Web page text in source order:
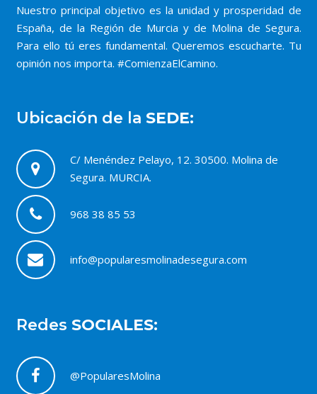
Nuestro principal objetivo es la unidad y prosperidad de
España, de la Región de Murcia y de Molina de Segura.
Para ello tú eres fundamental. Queremos escucharte. Tu
opinión nos importa. #ComienzaElCamino.
Ubicación de la SEDE:
C/ Menéndez Pelayo, 12. 30500. Molina de
Segura. MURCIA.
968 38 85 53
info@popularesmolinadesegura.com
Redes SOCIALES:
@PopularesMolina